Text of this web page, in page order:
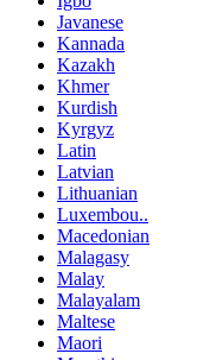
Javanese
Kannada
Kazakh
Khmer
Kurdish
Kyrgyz
Latin
Latvian
Lithuanian
Luxembou..
Macedonian
Malagasy
Malay
Malayalam
Maltese
Maori